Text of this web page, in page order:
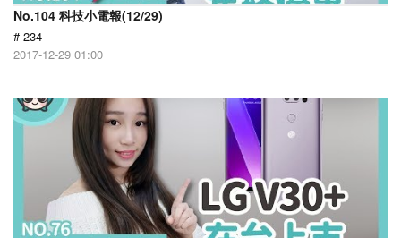
No.104 科技小電報(12/29)
# 234
2017-12-29 01:00